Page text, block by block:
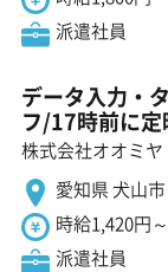
派遣社員
データ入力・
フ/17時前に
株式会社オオミヤ
愛知県 犬山市
時給1,420円
派遣社員